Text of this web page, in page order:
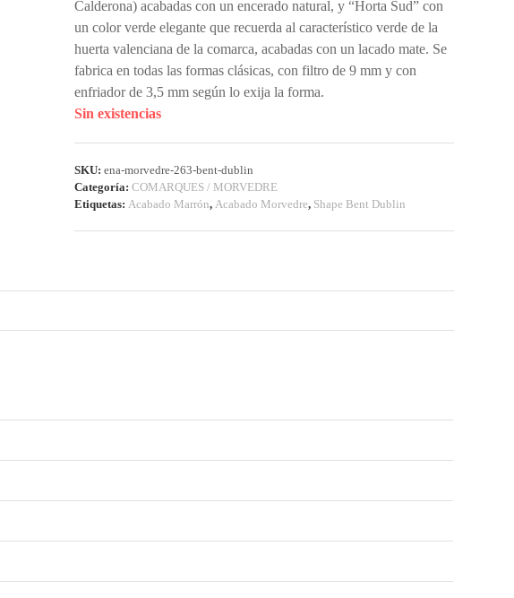
Calderona) acabadas con un encerado natural, y “Horta Sud” con
un color verde elegante que recuerda al característico verde de la
huerta valenciana de la comarca, acabadas con un lacado mate. Se
fabrica en todas las formas clásicas, con filtro de 9 mm y con
enfriador de 3,5 mm según lo exija la forma.
Sin existencias
SKU:ena-morvedre-263-bent-dublin
Categoría:COMARQUES / MORVEDRE
Etiquetas:Acabado Marrón,Acabado Morvedre, Shape Bent Dublin